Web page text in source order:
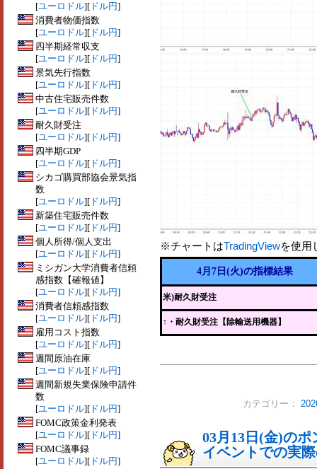
[ユーロドル][ ドル円]
消費者物価指数
[ユーロドル][ ドル円]
四半期経常収支
[ユーロドル][ ドル円]
景気先行指数
[ユーロドル][ ドル円]
中古住宅販売件数
[ユーロドル][ ドル円]
耐久財受注
[ユーロドル][ ドル円]
四半期GDP
[ユーロドル][ ドル円]
シカゴ購買部協会景気指
数
[ユーロドル][ ドル円]
新築住宅販売件数
[ユーロドル][ ドル円]
個人所得/個人支出
[ユーロドル][ ドル円]
ミシガン大学消費者信頼
感指数【確報値】
[ユーロドル][ ドル円]
消費者信頼感指数
[ユーロドル][ ドル円]
雇用コスト指数
[ユーロドル][ ドル円]
週間原油在庫
[ユーロドル][ ドル円]
週間新規失業保険申請件
数
[ユーロドル][ ドル円]
FOMC政策金利発表
[ユーロドル][ ドル円]
FOMC議事録
[ユーロドル][ ドル円]
※チャートはTradingViewを使用
4月7日(火)の指標結果
米)耐久財受注
↑ ・耐久財受注【除輸送用機器】
カテゴリー：
03月13日(金)の
イベントでの実